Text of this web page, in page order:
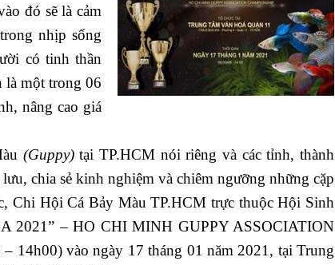
đó sẽ là cảm
nhịp sống
có tinh thần
là một trong 06
nâng cao giá
(Guppy)tại TP.HCM nói riêng và các tỉnh, thành
chia sẻ kinh nghiệm và chiêm ngưỡng những cặp
Chi Hội Cá Bảy Màu TP.HCM trực thuộc Hội Sinh
2021” – HO CHI MINH GUPPY ASSOCIATION
14h00) vào ngày 17 tháng 01 năm 2021, tại Trung